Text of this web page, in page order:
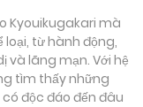
Kyouikugakari mà
từ hành động,
và lãng mạn. Với hệ
tìm thấy những
độc đáo đến đâu